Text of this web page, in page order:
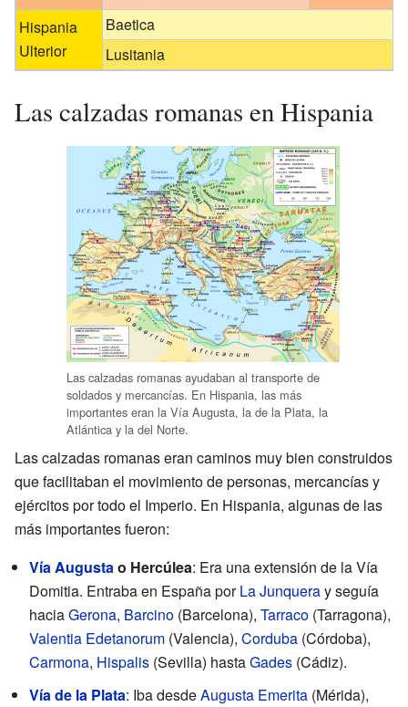
Hispania
Ulterior
Baetica
Lusitania
Las calzadas romanas en Hispania
Las calzadas romanas ayudaban al transporte de
soldados y mercancías. En Hispania, las más
importantes eran la Vía Augusta, la de la Plata, la
Atlántica y la del Norte.
Las calzadas romanas eran caminos muy bien construidos
que facilitaban el movimiento de personas, mercancías y
ejércitos por todo el Imperio. En Hispania, algunas de las
más importantes fueron:
Vía Augustao Hercúlea: Era una extensión de la Vía
Domitia. Entraba en España porLa Junqueray seguía
haciaGerona, Barcino (Barcelona), Tarraco (Tarragona),
Valentia Edetanorum (Valencia), Corduba (Córdoba),
Carmona, Hispalis (Sevilla) hastaGades (Cádiz).
Vía de la Plata: Iba desdeAugusta Emerita (Mérida),